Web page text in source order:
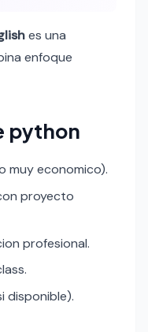
es una
enfoque
python
muy economico).
proyecto
profesional.
disponible).